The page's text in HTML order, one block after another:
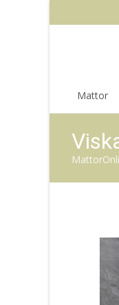
Mattor